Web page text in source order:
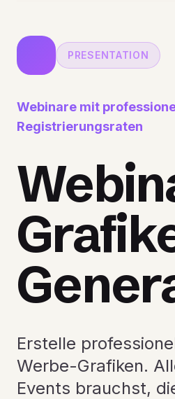
PRESENTATION
Webinare mit
Registrierungsraten
Erstelle
Werbe-Grafiken.
Events brauchst,